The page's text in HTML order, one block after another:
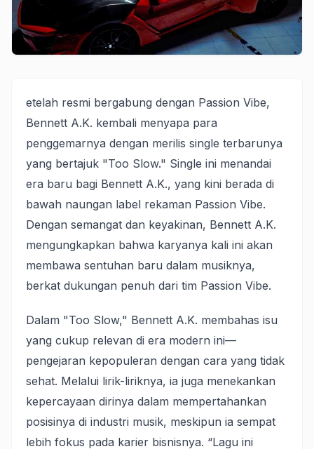
etelah resmi bergabung dengan Passion Vibe,
Bennett A.K. kembali menyapa para
penggemarnya dengan merilis single terbarunya
yang bertajuk "Too Slow." Single ini menandai
era baru bagi Bennett A.K., yang kini berada di
bawah naungan label rekaman Passion Vibe.
Dengan semangat dan keyakinan, Bennett A.K.
mengungkapkan bahwa karyanya kali ini akan
membawa sentuhan baru dalam musiknya,
berkat dukungan penuh dari tim Passion Vibe.
Dalam "Too Slow," Bennett A.K. membahas isu
yang cukup relevan di era modern ini—
pengejaran kepopuleran dengan cara yang tidak
sehat. Melalui lirik-liriknya, ia juga menekankan
kepercayaan dirinya dalam mempertahankan
posisinya di industri musik, meskipun ia sempat
lebih fokus pada karier bisnisnya. “Lagu ini